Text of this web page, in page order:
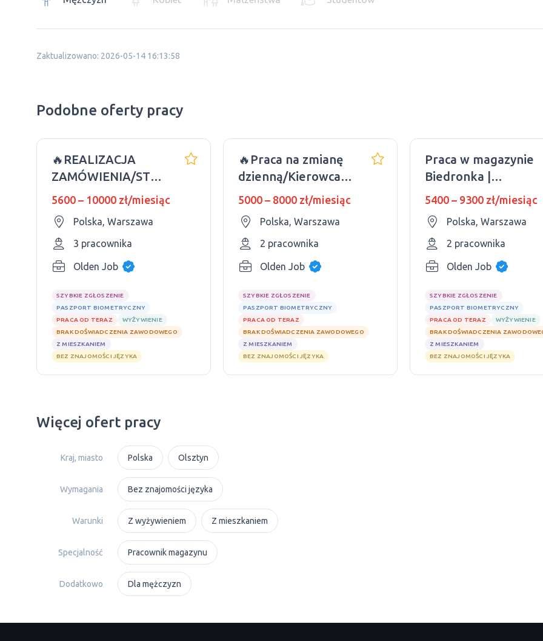
Zaktualizowano: 2026-05-14 16:13:58
Podobne oferty pracy
🔥REALIZACJA
ZAMÓWIENIA/STAWNIA
8-10 GODZIN🔥
5600 – 10000 zł/miesiąc
Polska, Warszawa
3 pracownika
Olden Job
SZYBKIE ZGŁOSZENIE
PASZPORT BIOMETRYCZNY
PRACA OD TERAZ
WYŻYWIENIE
BRAK DOŚWIADCZENIA ZAWODOWEGO
Z MIESZKANIEM
BEZ ZNAJOMOŚCI JĘZYKA
🔥Praca na zmianę
dzienną/Kierowca
kurierski/Polskie
5000 – 8000 zł/miesiąc
Polska, Warszawa
2 pracownika
Olden Job
SZYBKIE ZGŁOSZENIE
PASZPORT BIOMETRYCZNY
PRACA OD TERAZ
BRAK DOŚWIADCZENIA ZAWODOWEGO
Z MIESZKANIEM
BEZ ZNAJOMOŚCI JĘZYKA
Praca w magazynie
Biedronka |
Doświadczeni faceci
5400 – 9300 zł/miesiąc
Polska, Warszawa
2 pracownika
Olden Job
SZYBKIE ZGŁOSZENIE
PASZPORT BIOMETRYCZNY
PRACA OD TERAZ
WYŻYWIENIE
BRAK DOŚWIADCZENIA
Z MIESZKANIEM
BEZ ZNAJOMOŚCI JĘZYKA
Więcej ofert pracy
Kraj, miasto Polska Olsztyn
Wymagania Bez znajomości języka
Warunki Z wyżywieniem Z mieszkaniem
Specjalność Рracownik magazynu
Dodatkowo Dla mężczyzn